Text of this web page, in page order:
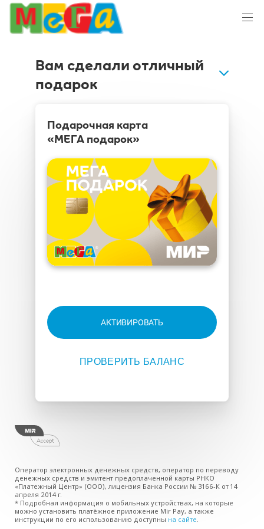
Вам сделали отличный
подарок
Подарочная карта
«МЕГА подарок»
АКТИВИРОВАТЬ
ПРОВЕРИТЬ БАЛАНС
Оператор электронных денежных средств, оператор по переводу
денежных средств и эмитент предоплаченной карты РНКО
«Платежный Центр» (ООО), лицензия Банка России № 3166-К от 14
апреля 2014 г.
* Подробная информация о мобильных устройствах, на которые
можно установить платёжное приложение Mir Pay, а также
инструкции по его использованию доступны на сайте.